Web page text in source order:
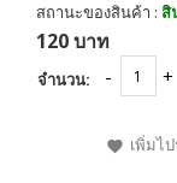
สถานะของสินค้า : สิ
120 บาท
จำนวน:
เพิ่มไ